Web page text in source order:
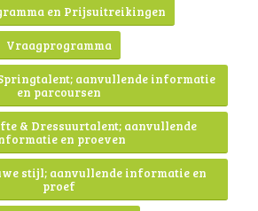
en Prijsuitreikingen
Vraagprogramma
aanvullende informatie
en parcoursen
& Dressuurtalent; aanvullende
en proeven
stijl; aanvullende informatie en
proef